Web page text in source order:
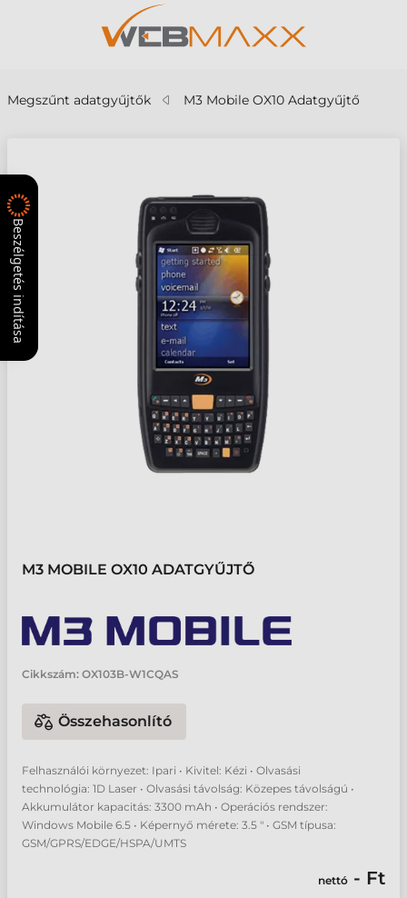
Megszűnt adatgyűjtők M3 Mobile OX10 Adatgyűjtő
M3 MOBILE OX10 ADATGYŰJTŐ
Cikkszám: OX103B-W1CQAS
Összehasonlító
Felhasználói környezet: Ipari • Kivitel: Kézi • Olvasási
technológia: 1D Laser • Olvasási távolság: Közepes távolságú •
Akkumulátor kapacitás: 3300 mAh • Operációs rendszer:
Windows Mobile 6.5 • Képernyő mérete: 3.5 " • GSM típusa:
GSM/GPRS/EDGE/HSPA/UMTS
nettó - Ft
Beszélgetés indítása